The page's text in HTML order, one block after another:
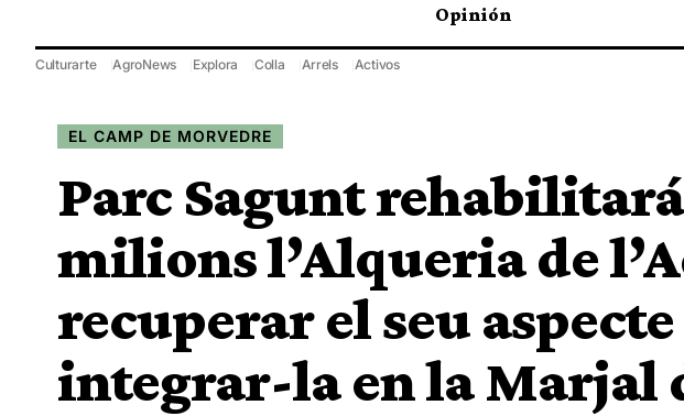
Opinión
Culturarte AgroNews Explora Colla Arrels Activos
EL CAMP DE MORVEDRE
Parc Sagunt
milions l’Alqueria de
recuperar el seu
integrar-la en la Marjal